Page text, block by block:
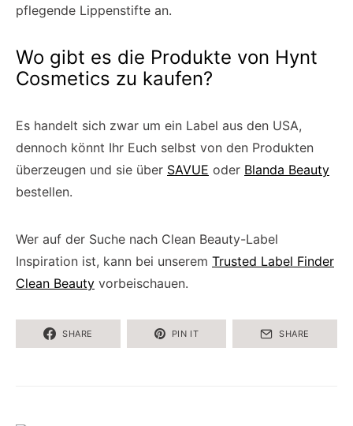
pflegende Lippenstifte an.
Wo gibt es die Produkte von Hynt
Cosmetics zu kaufen?
Es handelt sich zwar um ein Label aus den USA,
dennoch könnt Ihr Euch selbst von den Produkten
überzeugen und sie über SAVUE oder Blanda Beauty
bestellen.
Wer auf der Suche nach Clean Beauty-Label
Inspiration ist, kann bei unserem Trusted Label Finder
Clean Beauty vorbeischauen.
SHARE PIN IT SHARE